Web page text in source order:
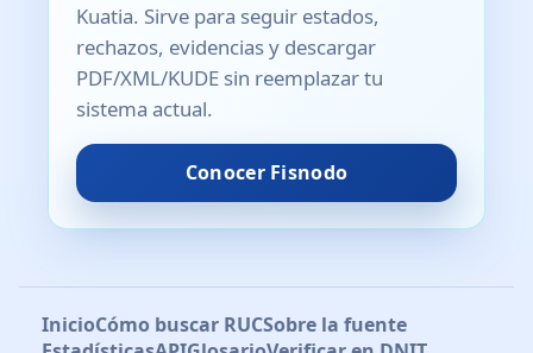
Kuatia. Sirve para seguir estados,
rechazos, evidencias y descargar
PDF/XML/KUDE sin reemplazar tu
sistema actual.
Conocer Fisnodo
InicioCómo buscar RUCSobre la fuente